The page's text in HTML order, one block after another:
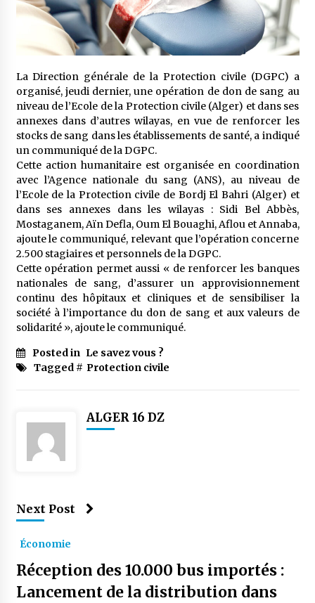
1 semaine ago
En service à partir du 1er août prochain :
Lancement de la plateforme numérique dédiée
2 semaines ago
Affaires religieuses : Ouverture des
candidatures au concours du Prix national du
meilleur prêche du vendredi
2 semaines ago
Droit à l’affiliation au régime national de
retraite : Coup d’envoi d’une campagne de
sensibilisation au profit de la communauté
nationale à l’étranger
2 semaines ago
Lancement d’une campagne nationale de
sensibilisation sur la lutte contre le travail
informel
3 semaines ago
Première voiture de course conçue et
fabriquée localement : Une équipe d’étudiants
algériens participe à une compétition
3 semaines ago
3 semaines ago
La Direction générale de la Protection civile (DGPC) a
organisé, jeudi dernier, une opération de don de sang au
niveau de l’Ecole de la Protection civile (Alger) et dans ses
annexes dans d’autres wilayas, en vue de renforcer les
stocks de sang dans les établissements de santé, a indiqué
un communiqué de la DGPC.
Cette action humanitaire est organisée en coordination
avec l’Agence nationale du sang (ANS), au niveau de
l’Ecole de la Protection civile de Bordj El Bahri (Alger) et
dans ses annexes dans les wilayas : Sidi Bel Abbès,
Mostaganem, Aïn Defla, Oum El Bouaghi, Aflou et Annaba,
ajoute le communiqué, relevant que l’opération concerne
2.500 stagiaires et personnels de la DGPC.
Cette opération permet aussi « de renforcer les banques
nationales de sang, d’assurer un approvisionnement
continu des hôpitaux et cliniques et de sensibiliser la
société à l’importance du don de sang et aux valeurs de
solidarité », ajoute le communiqué.
Posted in Le savez vous ?
Tagged # Protection civile
ALGER 16 DZ
Next Post
Économie
Réception des 10.000 bus importés :
Lancement de la distribution dans